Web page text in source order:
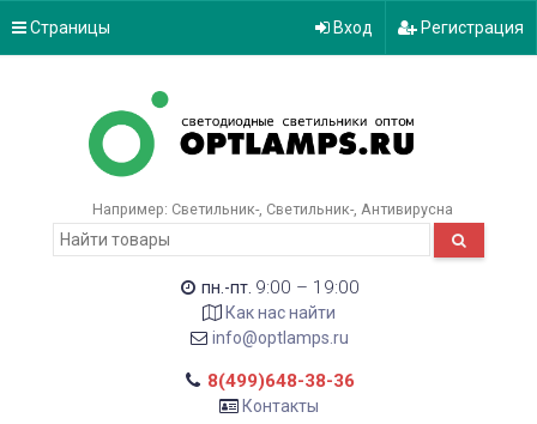
Страницы Вход Регистрация
Например: Светильник- Светильник- Антивирусна
пн.-пт. 9:00 – 19:00
Как нас найти
info@optlamps.ru
8(499)648-38-36
Контакты